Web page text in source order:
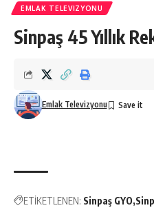
EMLAK TELEVIZYONU
Sinpaş 45 Yıllık
Emlak Televizyonu
ETİKETLENEN: Sinpaş GYO